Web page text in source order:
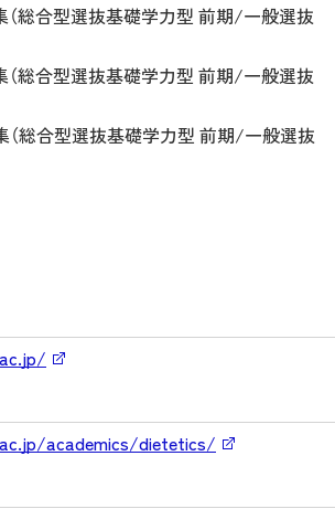
（総合型選抜基礎学力型 前期/一般選抜
（総合型選抜基礎学力型 前期/一般選抜
（総合型選抜基礎学力型 前期/一般選抜
academics/dietetics/